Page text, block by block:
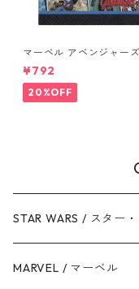
マーベル アベンジャー
ers Unite 16pcペーパー
キン MARVEL 紙ナプキ
ngers
¥792
20%OFF
STAR WARS / スター
ダース・ベイダー
MARVEL / マーベル